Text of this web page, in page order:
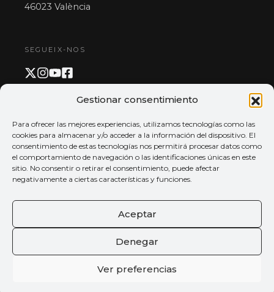
Gestionar consentimiento
Para ofrecer las mejores experiencias, utilizamos tecnologías como las
cookies para almacenar y/o acceder a la información del dispositivo. El
consentimiento de estas tecnologías nos permitirá procesar datos como
el comportamiento de navegación o las identificaciones únicas en este
sitio. No consentir o retirar el consentimiento, puede afectar
negativamente a ciertas características y funciones.
Aceptar
Denegar
Ver preferencias
46023 València
SEGUEIX-NOS
PAGAMENT I APP
© 2026 Tots els drets reservatsPalau de la música de València